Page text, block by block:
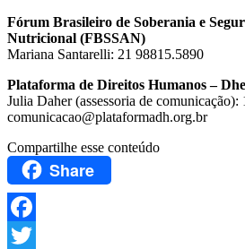
Fórum Brasileiro de Soberania e
Nutricional (FBSSAN)
Mariana Santarelli: 21 98815.5890
Plataforma de Direitos Humanos –
Julia Daher (assessoria de comunicação):
comunicacao@plataformadh.org.br
Compartilhe esse conteúdo
Share
Facebook